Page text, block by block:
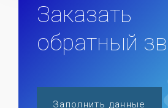
Заказать
обратный
Заполнить данные